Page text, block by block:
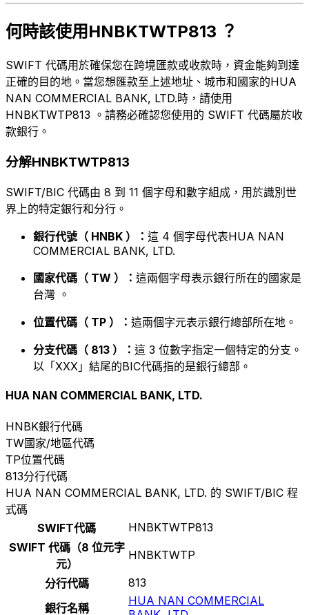
何時該使用HNBKTWTP813 ？
SWIFT 代碼用於確保您在跨境匯款或收款時，資金能夠到達
正確的目的地。當您想匯款至上述地址、城市和國家的HUA
NAN COMMERCIAL BANK, LTD.時，請使用
HNBKTWTP813 。請務必確認您使用的 SWIFT 代碼屬於收
款銀行。
分解HNBKTWTP813
SWIFT/BIC 代碼由 8 到 11 個字母和數字組成，用於識別世
界上的特定銀行和分行。
銀行代號（ HNBK ）： 這 4 個字母代表HUA NAN
COMMERCIAL BANK, LTD.
國家代碼（ TW ）： 這兩個字母表示銀行所在的國家是
台灣 。
位置代碼（ TP ）： 這兩個字元表示銀行總部所在地。
分支代碼（ 813 ）： 這 3 位數字指定一個特定的分支。
以「XXX」結尾的BIC代碼指的是銀行總部。
HUA NAN COMMERCIAL BANK, LTD.
HNBK銀行代碼
TW國家/地區代碼
TP位置代碼
813分行代碼
HUA NAN COMMERCIAL BANK, LTD. 的 SWIFT/BIC 程
式碼
SWIFT代碼
HNBKTWTP813
SWIFT 代碼（8 位元字
元）
HNBKTWTP
分行代碼
813
銀行名稱
HUA NAN COMMERCIAL